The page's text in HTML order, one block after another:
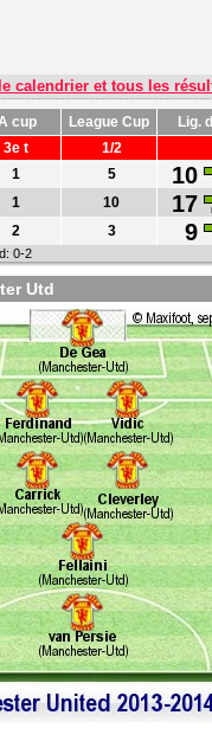
calendrier et tous les
cup League Cup
Lig.
3e t
1/2
1 5 10
1 10 17
2 3 9
0-2
Utd